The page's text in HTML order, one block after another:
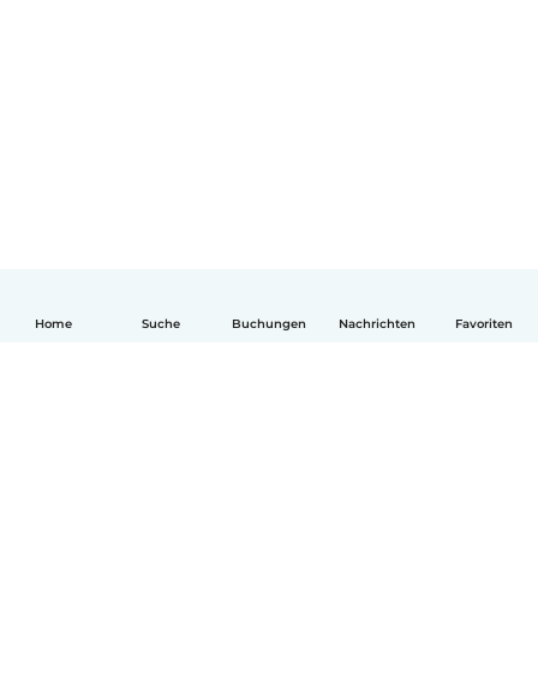
Home Suche Buchungen Nachrichten Favoriten